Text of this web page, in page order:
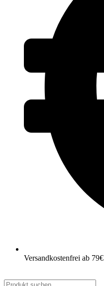
Versandkostenfrei ab 79€